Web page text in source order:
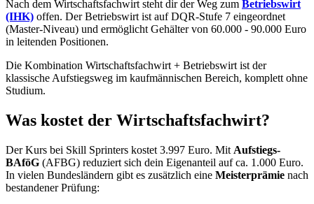
Nach dem Wirtschaftsfachwirt steht dir der Weg zum Betriebswirt
(IHK) offen. Der Betriebswirt ist auf DQR-Stufe 7 eingeordnet
(Master-Niveau) und ermöglicht Gehälter von 60.000 - 90.000 Euro
in leitenden Positionen.
Die Kombination Wirtschaftsfachwirt + Betriebswirt ist der
klassische Aufstiegsweg im kaufmännischen Bereich, komplett ohne
Studium.
Was kostet der Wirtschaftsfachwirt?
Der Kurs bei Skill Sprinters kostet 3.997 Euro. Mit Aufstiegs-
BAföG (AFBG) reduziert sich dein Eigenanteil auf ca. 1.000 Euro.
In vielen Bundesländern gibt es zusätzlich eine Meisterprämie nach
bestandener Prüfung: